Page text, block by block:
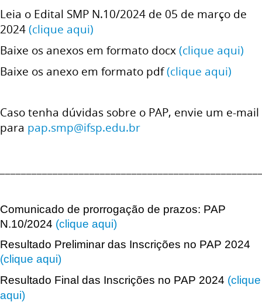
Leia o Edital SMP N.10/2024 de 05 de março de
2024 (clique aqui)
Baixe os anexos em formato docx (clique aqui)
Baixe os anexo em formato pdf(clique aqui)
Caso tenha dúvidas sobre o PAP, envie um e-mail
para pap.smp@ifsp.edu.br
Comunicado de prorrogação de prazos: PAP
N.10/2024 (clique aqui)
Resultado Preliminar das Inscrições no PAP 2024
(clique aqui)
Resultado Final das Inscrições no PAP 2024 (clique
aqui)